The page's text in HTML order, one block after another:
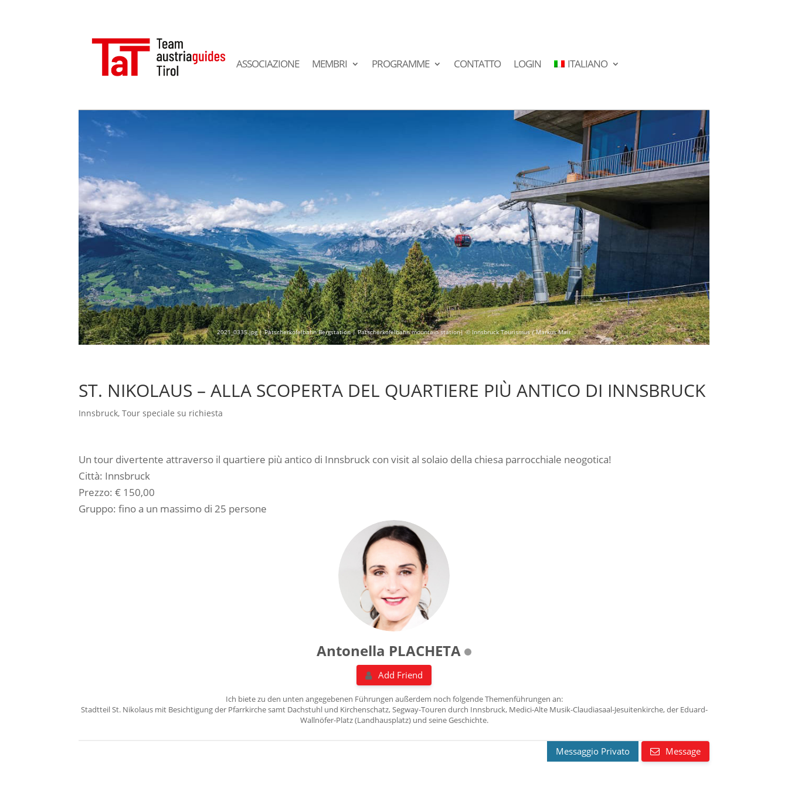
ASSOCIAZIONE MEMBRI PROGRAMME CONTATTO LOGIN ITALIANO
2021_0335.jpg | Patscherkofelbahn Bergstation | Patscherkofelbahn mountain station| © Innsbruck Tourismus / Markus Mair
ST. NIKOLAUS – ALLA SCOPERTA DEL QUARTIERE PIÙ ANTICO DI INNSBRUCK
Innsbruck,Tour speciale su richiesta
Un tour divertente attraverso il quartiere più antico di Innsbruck con visit al solaio della chiesa parrocchiale neogotica!
Città: Innsbruck
Prezzo: € 150,00
Gruppo: fino a un massimo di 25 persone
Antonella PLACHETA
Add Friend
Ich biete zu den unten angegebenen Führungen außerdem noch folgende Themenführungen an:
Stadtteil St. Nikolaus mit Besichtigung der Pfarrkirche samt Dachstuhl und Kirchenschatz, Segway-Touren durch Innsbruck, Medici-Alte Musik-Claudiasaal-Jesuitenkirche, der Eduard-
Wallnöfer-Platz (Landhausplatz) und seine Geschichte.
Message
Messaggio Privato